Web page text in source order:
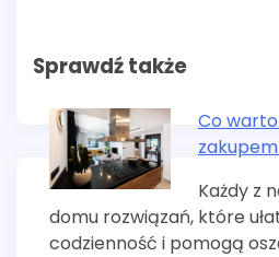
Sprawdź także
Co
Każdy z
domu rozwiązań, które
codzienność i pomogą
Nawigacja
wpisu